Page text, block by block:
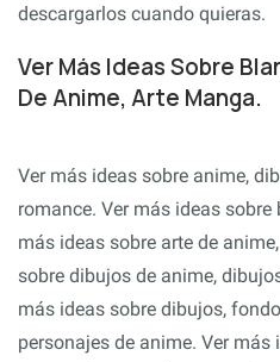
descargarlos cuando quieras.
Ver Más Ideas Sobre
De Anime, Arte Manga.
Ver más ideas sobre anime,
romance. Ver más ideas sobre
más ideas sobre arte de
sobre dibujos de anime,
más ideas sobre dibujos,
personajes de anime. Ver más